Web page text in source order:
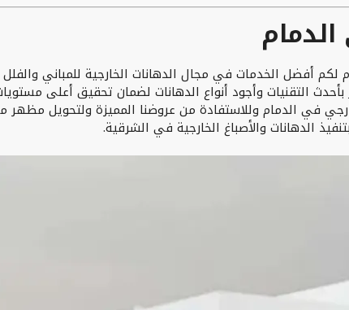
لكم أفضل الخدمات في مجال الدهانات الخارجية للمباني
التقنيات وأجود أنواع الدهانات لضمان تحقيق أعلى
في الدمام وللاستفادة من عروضنا المميزة ولتحويل مظهر
الدهانات والأصباغ الخارجية في الشرقية.